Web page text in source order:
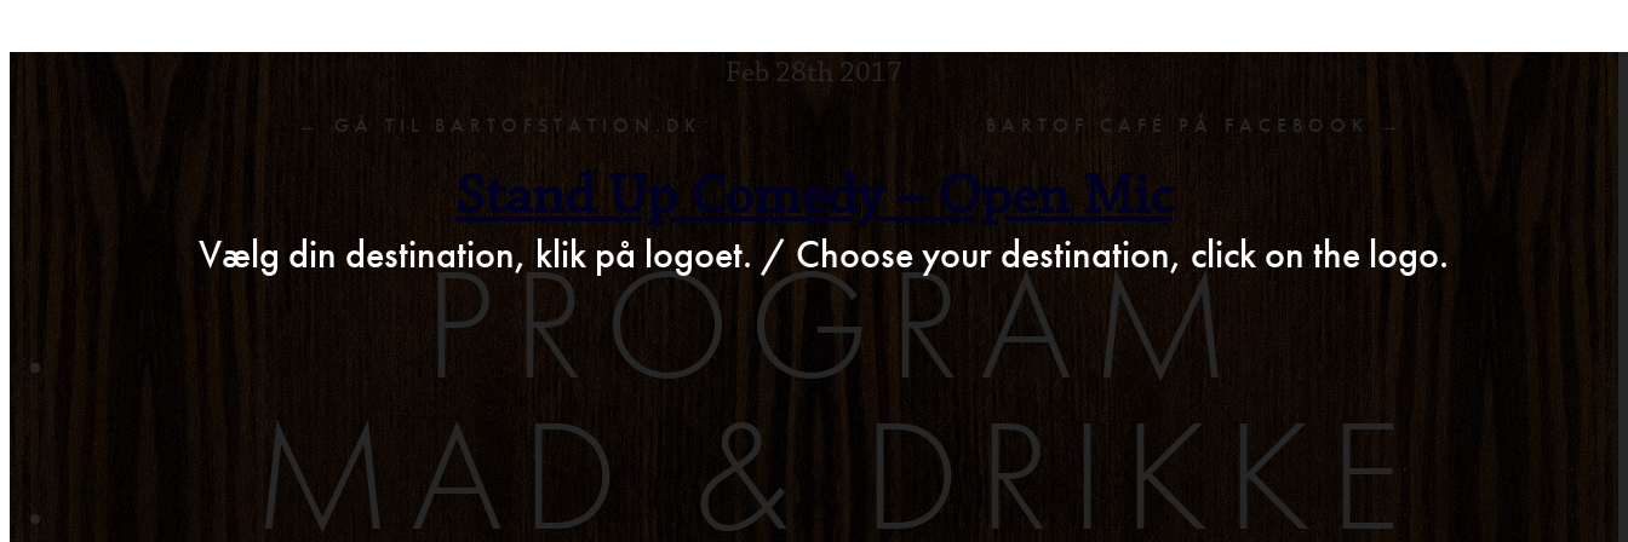
Vælg din destination, klik på logoet. / Choose your destination, click on the logo.
← GÅ TIL BARTOFSTATION.DK BARTOF CAFÉ PÅ FACEBOOK →
PROGRAM
MAD & DRIKKE
Feb 28th 2017
Stand Up Comedy – Open Mic